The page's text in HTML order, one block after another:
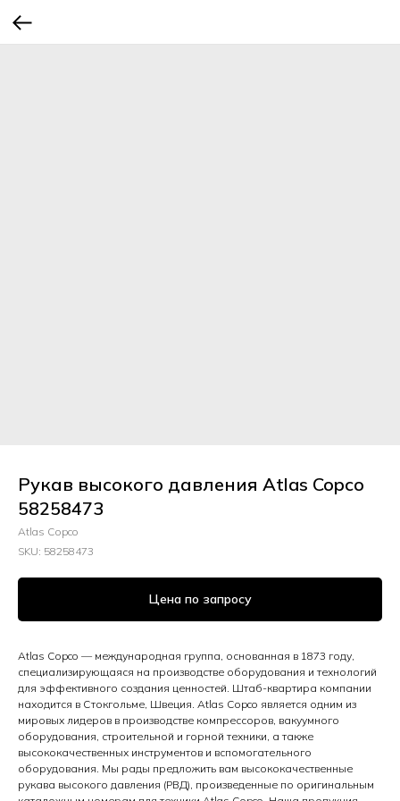
Рукав высокого давления Atlas Copco
58258473
Atlas Copco
SKU: 58258473
Цена по запросу
Atlas Copco — международная группа, основанная в 1873 году,
специализирующаяся на производстве оборудования и технологий
для эффективного создания ценностей. Штаб-квартира компании
находится в Стокгольме, Швеция. Atlas Copco является одним из
мировых лидеров в производстве компрессоров, вакуумного
оборудования, строительной и горной техники, а также
высококачественных инструментов и вспомогательного
оборудования. Мы рады предложить вам высококачественные
рукава высокого давления (РВД), произведенные по оригинальным